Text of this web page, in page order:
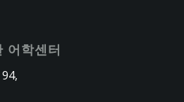
어학센터